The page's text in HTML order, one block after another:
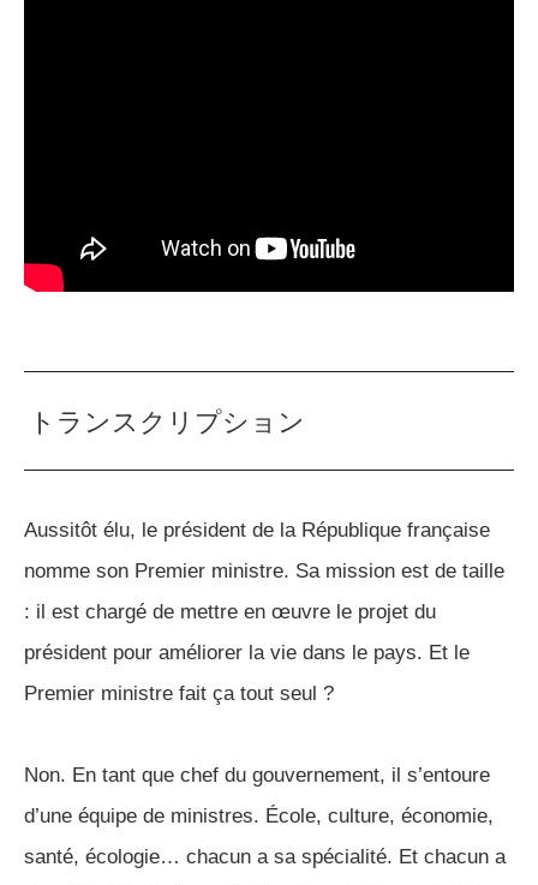
トランスクリプション
Aussitôt élu, le président de la République française
nomme son Premier ministre. Sa mission est de taille
: il est chargé de mettre en œuvre le projet du
président pour améliorer la vie dans le pays. Et le
Premier ministre fait ça tout seul ?
Non. En tant que chef du gouvernement, il s’entoure
d’une équipe de ministres. École, culture, économie,
santé, écologie… chacun a sa spécialité. Et chacun a